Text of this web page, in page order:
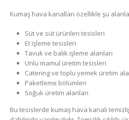
Kumaş hava kanalları özellikle şu
Süt ve süt ürünleri tesisleri
Et işleme tesisleri
Tavuk ve balık işleme alanları
Unlu mamul üretim tesisleri
Catering ve toplu yemek üretim
Paketleme bölümleri
Soğuk üretim alanları
Bu tesislerde kumaş hava kanalı